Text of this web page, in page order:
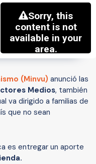
(Minvu) anunció las
Medios, también
va dirigido a familias de
que no sean
es entregar un aporte